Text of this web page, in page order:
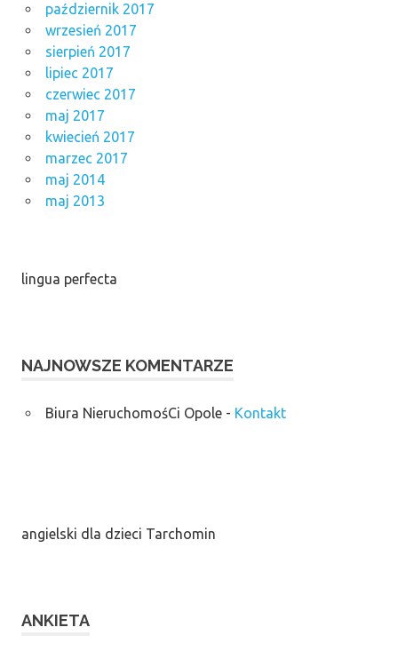
październik 2017
wrzesień 2017
sierpień 2017
lipiec 2017
czerwiec 2017
maj 2017
kwiecień 2017
marzec 2017
maj 2014
maj 2013
lingua perfecta
NAJNOWSZE KOMENTARZE
Biura NieruchomośCi Opole- Kontakt
angielski dla dzieci Tarchomin
ANKIETA